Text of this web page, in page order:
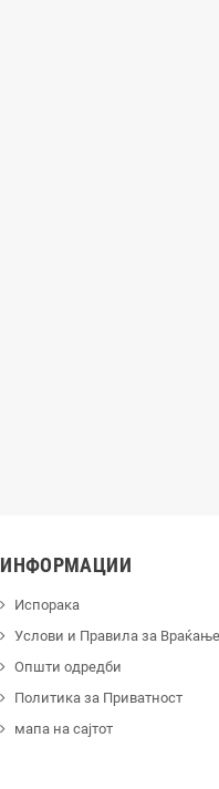
ИНФОРМАЦИИ
Испорака
Услови и Правила за Враќање
Општи одредби
Политика за Приватност
мапа на сајтот